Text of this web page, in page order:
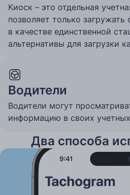
Киоск – это отдельная
позволяет только
в качестве единственной
альтернативы для загрузки
Водители
Водители могут
информацию в своих
Два способа